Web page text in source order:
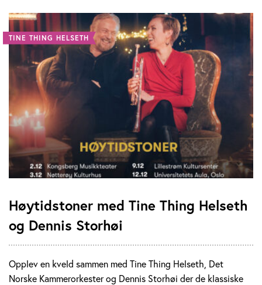
TINE THING HELSETH
Høytidstoner med Tine Thing Helseth
og Dennis Storhøi
Opplev en kveld sammen med Tine Thing Helseth, Det
Norske Kammerorkester og Dennis Storhøi der de klassiske